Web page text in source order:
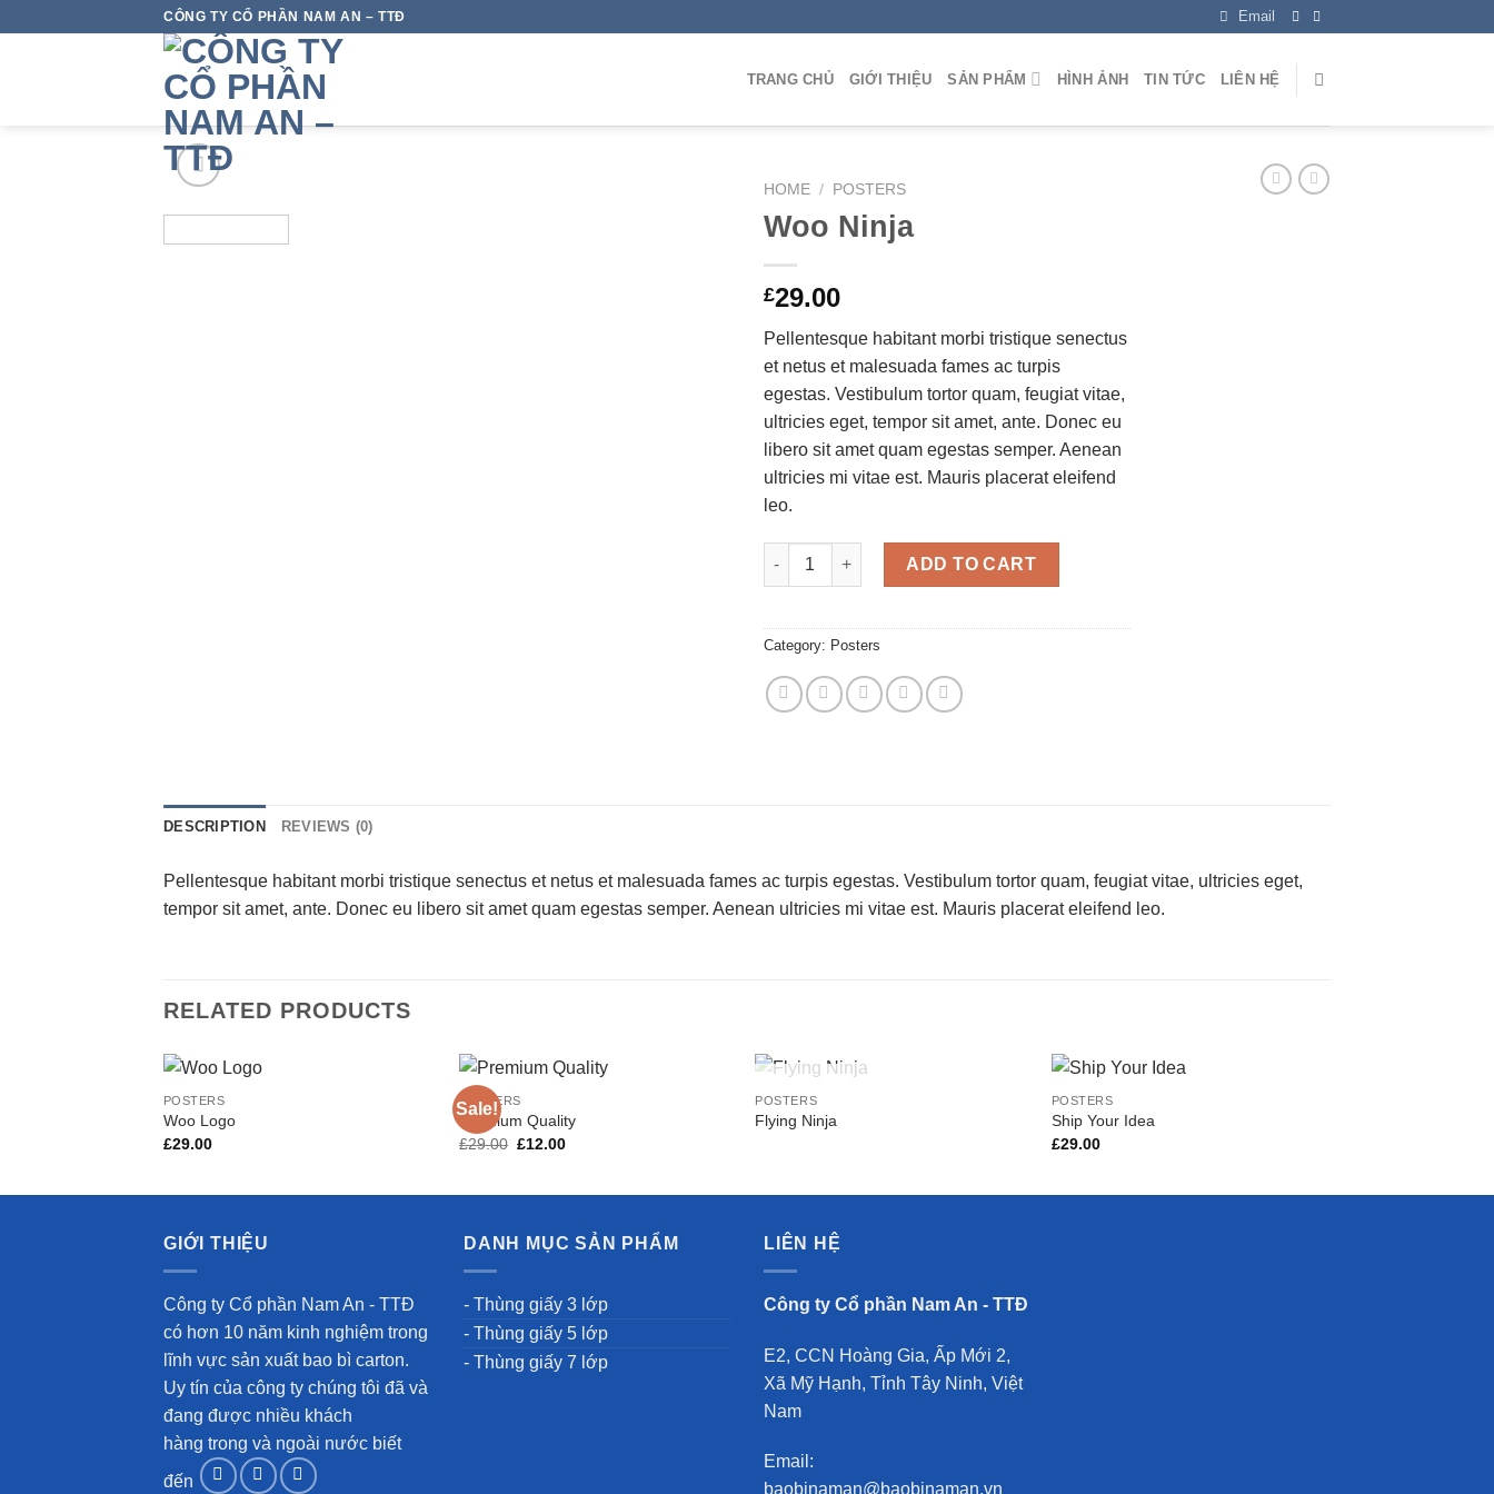
CÔNG TY CỔ PHẦN NAM AN – TTĐ Email
TRANG CHỦ GIỚI THIỆU SẢN PHẨM HÌNH ẢNH TIN TỨC LIÊN HỆ
HOME / POSTERS
Woo Ninja
£29.00
Pellentesque habitant morbi tristique senectus
et netus et malesuada fames ac turpis
egestas. Vestibulum tortor quam, feugiat vitae,
ultricies eget, tempor sit amet, ante. Donec eu
libero sit amet quam egestas semper. Aenean
ultricies mi vitae est. Mauris placerat eleifend
leo.
Woo Ninja quantity
ADD TO CART
Category: Posters
DESCRIPTION REVIEWS (0)
Pellentesque habitant morbi tristique senectus et netus et malesuada fames ac turpis egestas. Vestibulum tortor quam, feugiat vitae, ultricies eget,
tempor sit amet, ante. Donec eu libero sit amet quam egestas semper. Aenean ultricies mi vitae est. Mauris placerat eleifend leo.
RELATED PRODUCTS
POSTERS
Woo Logo
£29.00
Sale!
POSTERS
Premium Quality
£29.00 Original
£12.00Current
POSTERS
Flying Ninja
POSTERS
Ship Your Idea
£29.00
GIỚI THIỆU
Công ty Cổ phần Nam An - TTĐ
có hơn 10 năm kinh nghiệm trong
lĩnh vực sản xuất bao bì carton.
Uy tín của công ty chúng tôi đã và
đang được nhiều khách
hàng trong và ngoài nước biết
đến
DANH MỤC SẢN PHẨM
- Thùng giấy 3 lớp
- Thùng giấy 5 lớp
- Thùng giấy 7 lớp
LIÊN HỆ
Công ty Cổ phần Nam An - TTĐ
E2, CCN Hoàng Gia, Ấp Mới 2,
Xã Mỹ Hạnh, Tỉnh Tây Ninh, Việt
Nam
Email:
baobinaman@baobinaman.vn